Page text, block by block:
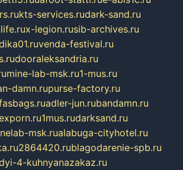
kts-services.rudark-sand.ru
x-legion.rusib-archives.ru
venda-festival.ru
dooraleksandria.ru
mine-lab-msk.ru1-mus.ru
damn.rupurse-factory.ru
adler-jun.rubandamn.ru
1mus.rudarksand.ru
msk.rualabuga-cityhotel.ru
2864420.rublagodarenie-spb.ru
4-kuhnyanazakaz.ru